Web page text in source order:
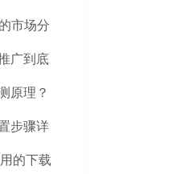
市场分
广到底
原理？
步骤详
的下载